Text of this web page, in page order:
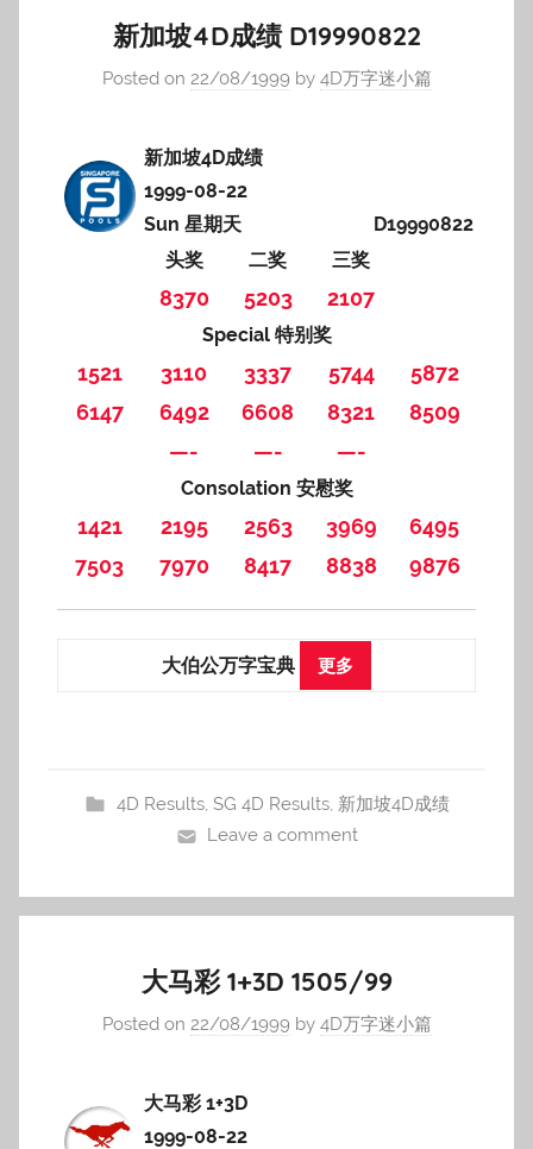
新加坡4D成绩 D19990822
Posted on 22/08/1999 by 4D万字迷小篇
新加坡4D成绩
1999-08-22
Sun 星期天
D19990822
头奖
二奖 三奖
8370 5203 2107
Special 特别奖
1521 3110 3337 5744
5872
6147
6492 6608 8321
8509
—-
—- —-
Consolation 安慰奖
1421 2195 2563 3969
6495
7503
7970 8417 8838 9876
大伯公万字宝典 更多
4D Results, SG 4D Results, 新加坡4D成绩
Leave a comment
大马彩 1+3D 1505/99
Posted on 22/08/1999 by 4D万字迷小篇
大马彩 1+3D
1999-08-22